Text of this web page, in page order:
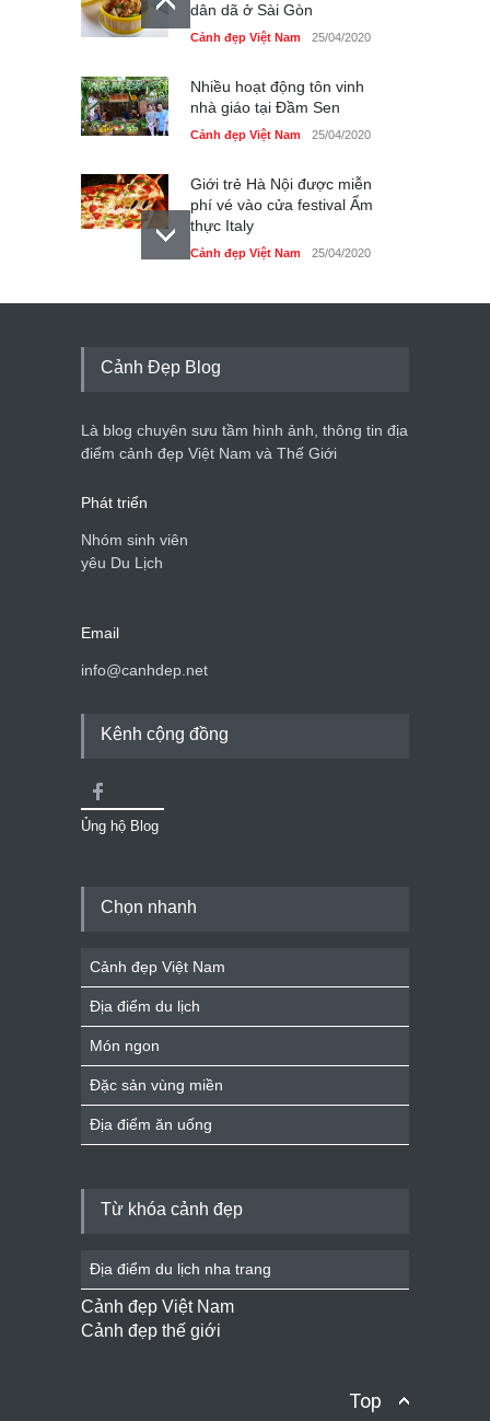
dân dã ở Sài Gòn
Cảnh đẹp Việt Nam 25/04/2020
Nhiều hoạt động tôn vinh
nhà giáo tại Đầm Sen
Cảnh đẹp Việt Nam 25/04/2020
Giới trẻ Hà Nội được miễn
phí vé vào cửa festival Ẩm
thực Italy
Cảnh đẹp Việt Nam 25/04/2020
Tam giác mạch khoe sắc
du lịch quốc gia
Cảnh đẹp Việt Nam 24/04/2020
Cảnh Đẹp Blog
Là blog chuyên sưu tầm hình ảnh, thông tin địa
điểm cảnh đẹp Việt Nam và Thế Giới
Phát triển
Nhóm sinh viên
yêu Du Lịch
Email
info@canhdep.net
Kênh cộng đồng
Ủng hộ Blog
Chọn nhanh
Cảnh đẹp Việt Nam
Địa điểm du lịch
Món ngon
Đặc sản vùng miền
Địa điểm ăn uống
Từ khóa cảnh đẹp
Địa điểm du lịch nha trang
Cảnh đẹp Việt Nam
Cảnh đẹp thế giới
Top